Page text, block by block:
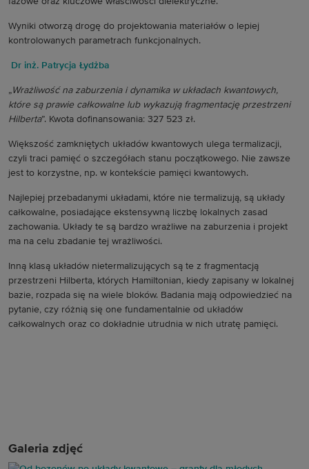
Wyniki otworzą drogę do projektowania materiałów o lepiej
kontrolowanych parametrach funkcjonalnych.
Dr inż. Patrycja Łydżba
„Wrażliwość na zaburzenia i dynamika w układach kwantowych,
które są prawie całkowalne lub wykazują fragmentację przestrzeni
Hilberta”. Kwota dofinansowania: 327 523 zł.
Większość zamkniętych układów kwantowych ulega termalizacji,
czyli traci pamięć o szczegółach stanu początkowego. Nie zawsze
jest to korzystne, np. w kontekście pamięci kwantowych.
Najlepiej przebadanymi układami, które nie termalizują, są układy
całkowalne, posiadające ekstensywną liczbę lokalnych zasad
zachowania. Układy te są bardzo wrażliwe na zaburzenia i projekt
ma na celu zbadanie tej wrażliwości.
Inną klasą układów nietermalizujących są te z fragmentacją
przestrzeni Hilberta, których Hamiltonian, kiedy zapisany w lokalnej
bazie, rozpada się na wiele bloków. Badania mają odpowiedzieć na
pytanie, czy różnią się one fundamentalnie od układów
całkowalnych oraz co dokładnie utrudnia w nich utratę pamięci.
Galeria zdjęć